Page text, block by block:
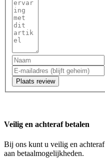
Plaats review
Veilig en achteraf betalen
Bij ons kunt u veilig en
aan betaalmogelijkheden.